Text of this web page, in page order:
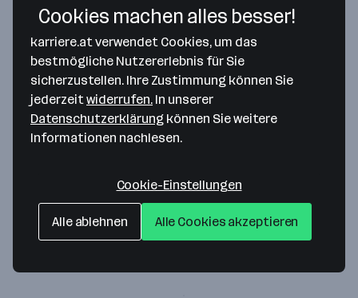
Bitte stimme unseren Cookie-
Richtlinien zu, um diese Karte
anzuzeigen.
Zustimmung geben
Koppcon Consulting GmbH
Kronthalerstraße 2
— Route berechnen
Cookies machen alles besser!
karriere.at verwendet Cookies, um das
bestmögliche Nutzererlebnis für Sie
sicherzustellen. Ihre Zustimmung können Sie
jederzeitwiderrufen. In unserer
Datenschutzerklärung können Sie weitere
Informationen nachlesen.
Cookie-Einstellungen
Alle ablehnen Alle Cookies akzeptieren